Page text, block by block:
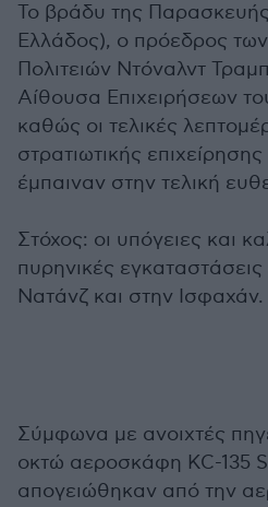
Το βράδυ της
Ελλάδος), ο πρόεδρος
Πολιτειών Ντόναλντ
Αίθουσα Επιχειρήσεων
καθώς οι τελικές
στρατιωτικής
έμπαιναν στην τελική
Στόχος: οι υπόγειες και
πυρηνικές
Νατάνζ και στην Ισφαχάν.
Σύμφωνα με ανοιχτές
οκτώ αεροσκάφη KC-135
απογειώθηκαν από την